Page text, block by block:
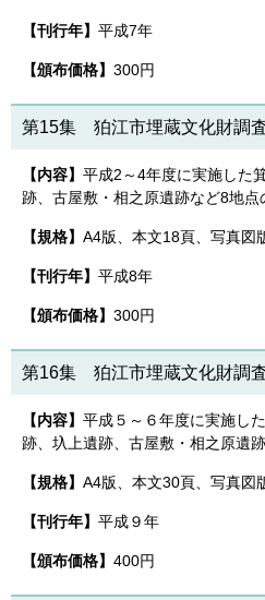
【刊行年】 平成7年
【頒布価格】 300円
第15集 狛江市埋蔵文化財調
【内容】 平成2～4年度に実施した
跡、古屋敷・相之原遺跡など8地
【規格】 A4版、本文18頁、写真図
【刊行年】 平成8年
【頒布価格】 300円
第16集 狛江市埋蔵文化財調
【内容】 平成５～６年度に実施し
跡、圦上遺跡、古屋敷・相之原遺
【規格】 A4版、本文30頁、写真図
【刊行年】 平成９年
【頒布価格】 400円